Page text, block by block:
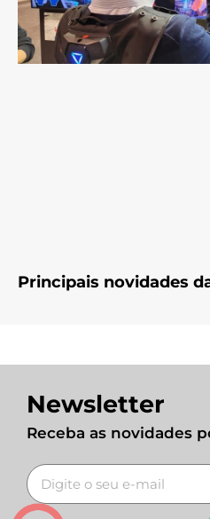
Principais novidades
Newsletter
Receba as novidades